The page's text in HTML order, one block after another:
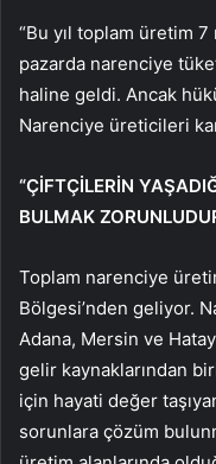
“Bu yıl toplam üretim
pazarda narenciye
haline geldi. Ancak
Narenciye üreticileri
“ÇİFTÇİLERİN
BULMAK
Toplam narenciye
Bölgesi’nden geliyor.
Adana, Mersin ve
gelir kaynaklarından
için hayati değer
sorunlara çözüm